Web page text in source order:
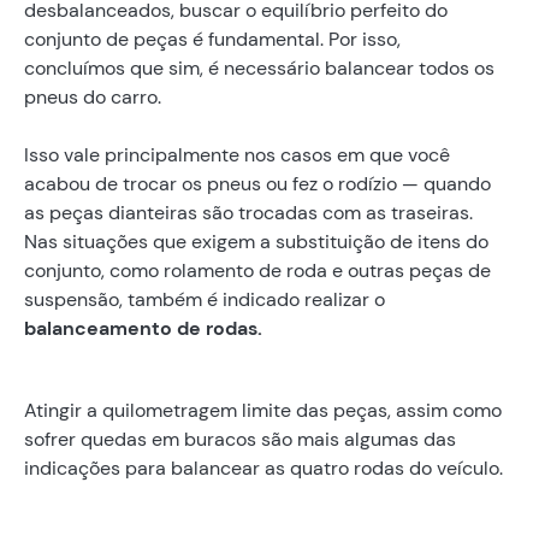
desbalanceados, buscar o equilíbrio perfeito do
conjunto de peças é fundamental. Por isso,
concluímos que sim, é necessário balancear todos os
pneus do carro.
Isso vale principalmente nos casos em que você
acabou de trocar os pneus ou fez o rodízio — quando
as peças dianteiras são trocadas com as traseiras.
Nas situações que exigem a substituição de itens do
conjunto, como rolamento de roda e outras peças de
suspensão, também é indicado realizar o
balanceamento de rodas.
Atingir a quilometragem limite das peças, assim como
sofrer quedas em buracos são mais algumas das
indicações para balancear as quatro rodas do veículo.